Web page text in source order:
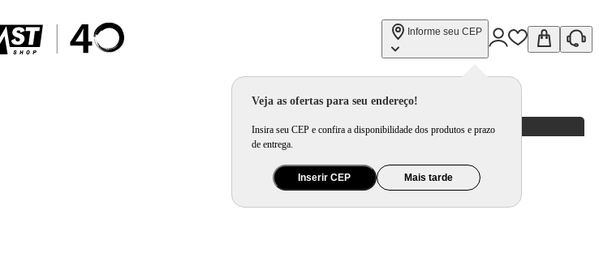
Informe seu CEP
Veja as ofertas para seu endereço!
Insira seu CEP e confira a disponibilidade dos produtos e prazo
de entrega.
Inserir CEP Mais tarde